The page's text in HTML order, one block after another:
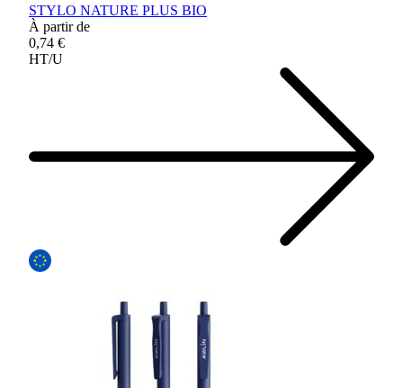
STYLO NATURE PLUS BIO
À partir de
0,74 €
HT/U